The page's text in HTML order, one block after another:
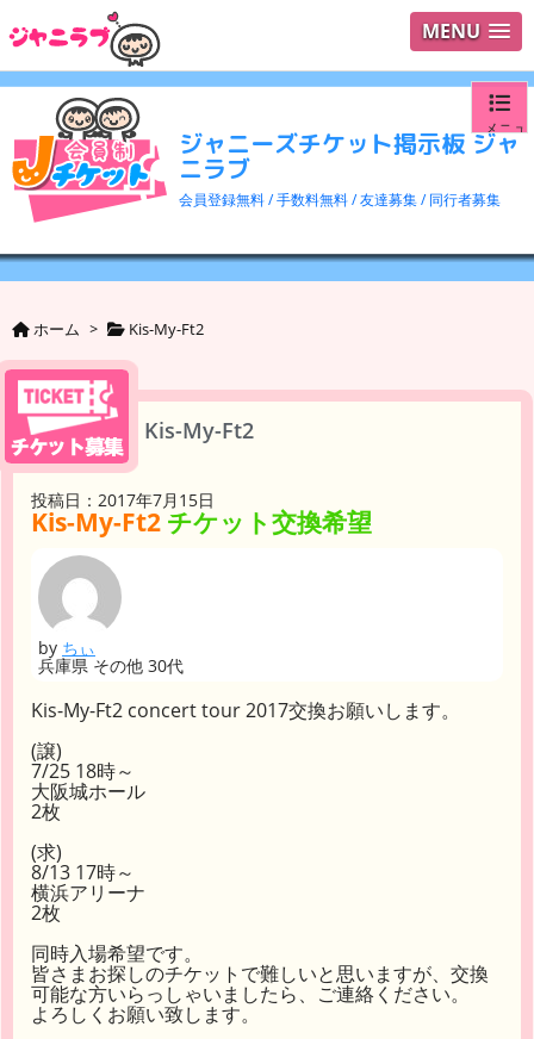
MENU
ジャニーズチケット掲示板 ジャ
ニラブ
会員登録無料 / 手数料無料 / 友達募集 / 同行者募集
メニュ
ログイ
ユーザ
ホーム > Kis-My-Ft2
Kis-My-Ft2
投稿日：2017年7月15日
Kis-My-Ft2 チケット交換希望
by ちぃ
兵庫県 その他 30代
Kis-My-Ft2 concert tour 2017交換お願いします。
(譲)
7/25 18時～
大阪城ホール
2枚
(求)
8/13 17時～
横浜アリーナ
2枚
同時入場希望です。
皆さまお探しのチケットで難しいと思いますが、交換
可能な方いらっしゃいましたら、ご連絡ください。
よろしくお願い致します。